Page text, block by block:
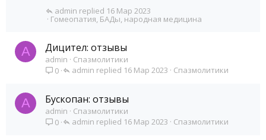
Гомеопатия, БАДы, народная медицина
16 Мар 2023
admin
A Дицител: отзывы
admin
Спазмолитики
0
Спазмолитики
16 Мар 2023
admin
A Бускопан: отзывы
admin
Спазмолитики
0
Спазмолитики
16 Мар 2023
admin